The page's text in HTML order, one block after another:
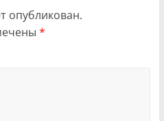
опубликован.
*